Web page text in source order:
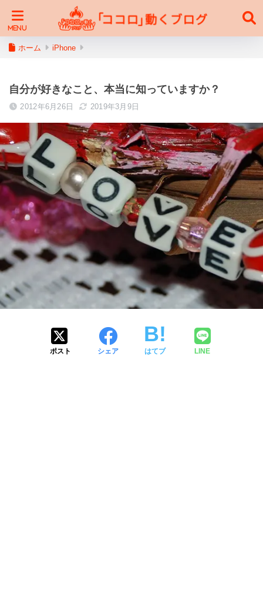
ホーム iPhone
自分が好きなこと、本当に知っていますか？
2012年6月26日 2019年3月9日
ポスト シェア はてブ LINE